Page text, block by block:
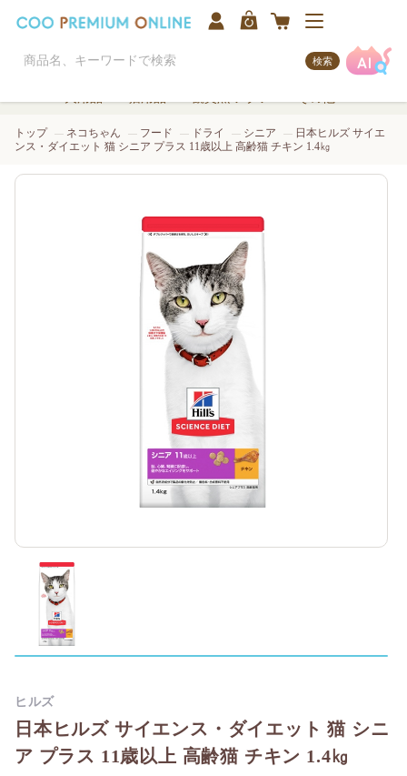
検索
トップ ネコちゃん フード ドライ シニア
日本ヒルズ サイエ
ンス・ダイエット 猫 シニア プラス 11歳以上 高齢猫 チキン 1.4㎏
日本ヒルズ サイエンス・ダイエット 猫 シニ
ア プラス 11歳以上 高齢猫 チキン 1.4㎏
ヒルズ